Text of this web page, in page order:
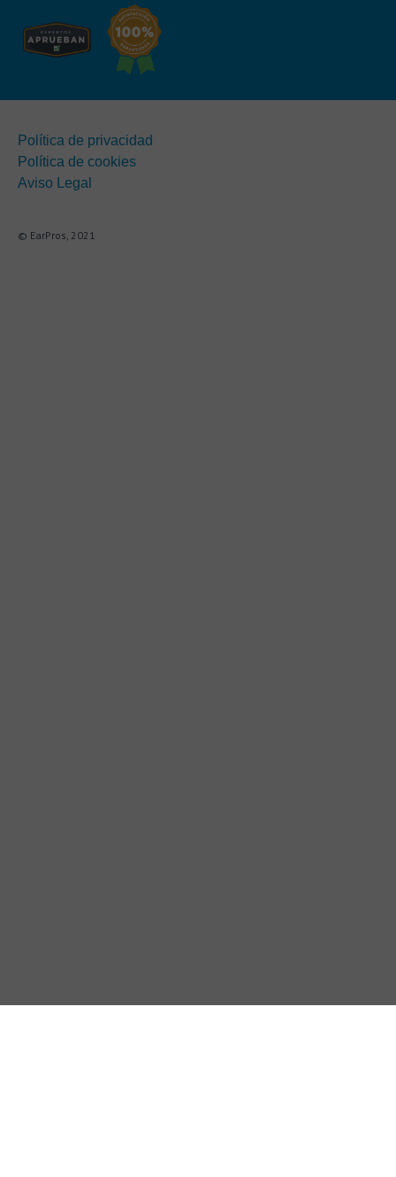
Política de privacidad
Política de cookies
Aviso Legal
© EarPros, 2021